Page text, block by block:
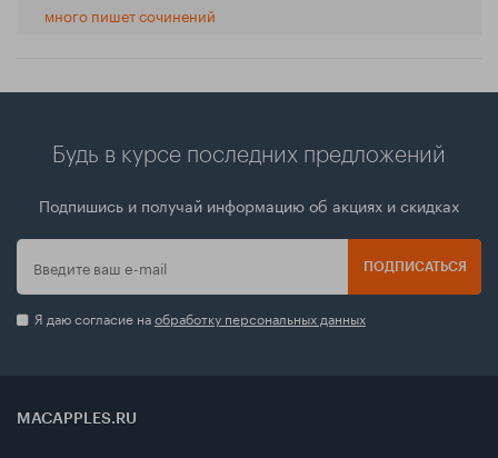
много пишет сочинений
Будь в курсе последних предложений
Подпишись и получай информацию об акциях и скидках
ПОДПИСАТЬСЯ
Я даю согласие наобработку персональных данных
MACAPPLES.RU